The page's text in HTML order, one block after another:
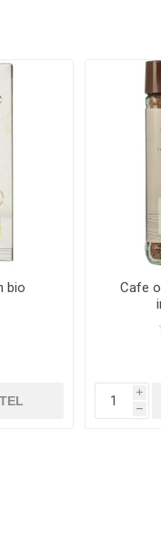
bio
Cafe
i
h